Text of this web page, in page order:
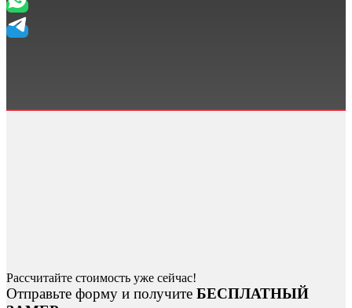
Рассчитайте стоимость уже сейчас!
Отправьте форму и получите БЕСПЛАТНЫЙ